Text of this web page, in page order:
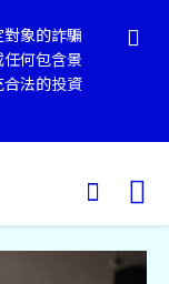
象的詐騙
何包含景
法的投資